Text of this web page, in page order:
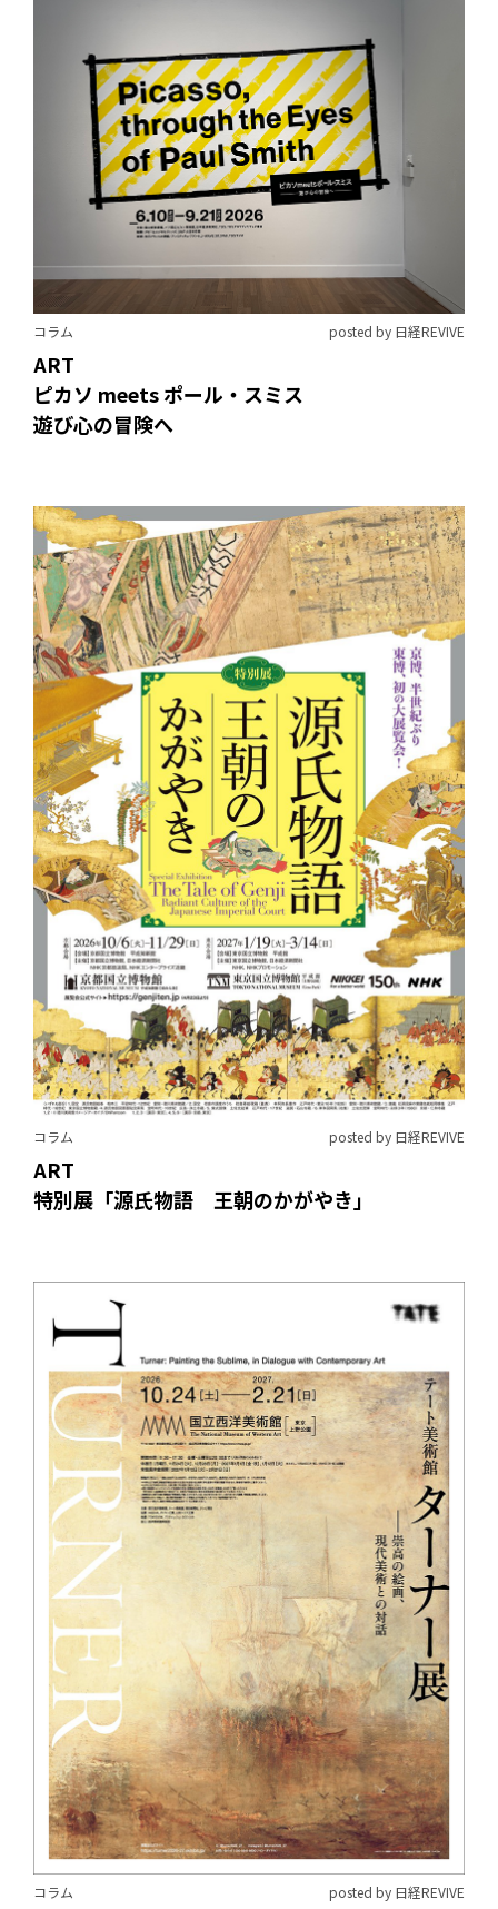
コラム posted by 日経REVIVE
ART
ピカソ meets ポール・スミス
遊び心の冒険へ
コラム posted by 日経REVIVE
ART
特別展「源氏物語 王朝のかがやき」
コラム posted by 日経REVIVE